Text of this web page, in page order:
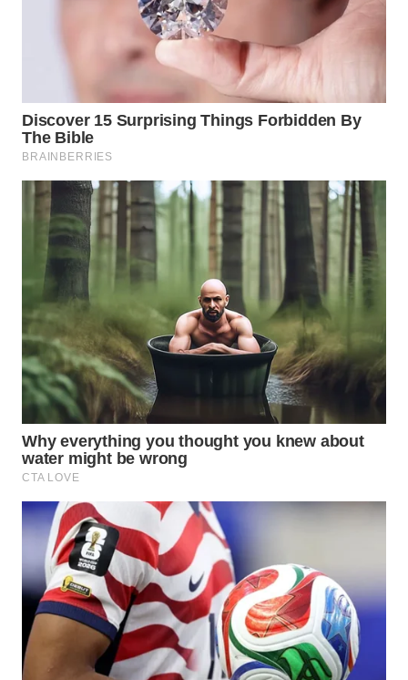
BOGOR
WN
DEPOK
WN
TAPANULI
UTARA
WN
SAMOSIR
WN
PADANG
LAWAS
WN
SUMEDANG
WN
CIANJUR
WN
KEPULAUAN
SERIBU